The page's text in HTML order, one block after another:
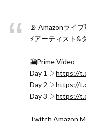
📡 Amazonライブ
⚡️アーティスト&
🎦Prime Video
Day 1 ▷https://
Day 2 ▷https://
Day 3 ▷https://